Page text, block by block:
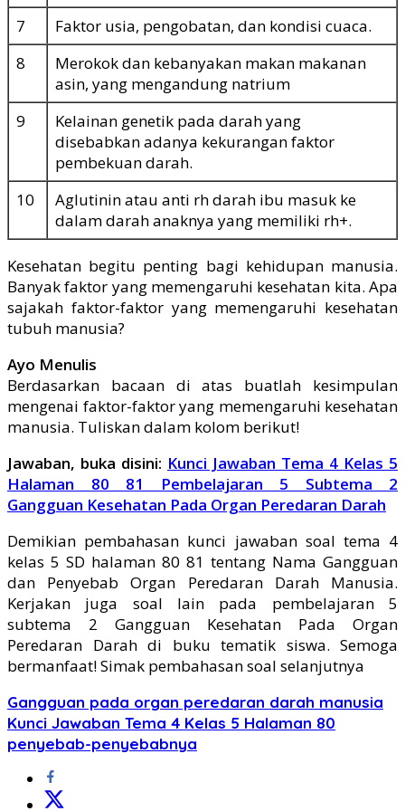
7
Faktor usia, pengobatan, dan kondisi cuaca.
8
Merokok dan kebanyakan makan makanan
asin, yang mengandung natrium
9
Kelainan genetik pada darah yang
disebabkan adanya kekurangan faktor
pembekuan darah.
10
Aglutinin atau anti rh darah ibu masuk ke
dalam darah anaknya yang memiliki rh+.
Kesehatan begitu penting bagi kehidupan manusia.
Banyak faktor yang memengaruhi kesehatan kita. Apa
sajakah faktor-faktor yang memengaruhi kesehatan
tubuh manusia?
Ayo Menulis
Berdasarkan bacaan di atas buatlah kesimpulan
mengenai faktor-faktor yang memengaruhi kesehatan
manusia. Tuliskan dalam kolom berikut!
Jawaban, buka disini: Kunci Jawaban Tema 4 Kelas 5
Halaman 80 81 Pembelajaran 5 Subtema 2
Gangguan Kesehatan Pada Organ Peredaran Darah
Demikian pembahasan kunci jawaban soal tema 4
kelas 5 SD halaman 80 81 tentang Nama Gangguan
dan Penyebab Organ Peredaran Darah Manusia.
Kerjakan juga soal lain pada pembelajaran 5
subtema 2 Gangguan Kesehatan Pada Organ
Peredaran Darah di buku tematik siswa. Semoga
bermanfaat! Simak pembahasan soal selanjutnya
Gangguan pada organ peredaran darah manusia
Kunci Jawaban Tema 4 Kelas 5 Halaman 80
penyebab-penyebabnya